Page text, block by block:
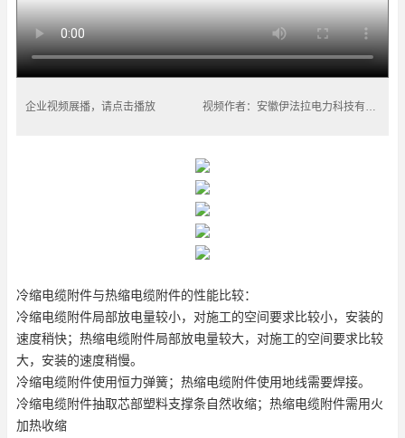
企业视频展播，请点击播放 视频作者：安徽伊法拉电力科技有限公司
冷缩电缆附件与热缩电缆附件的性能比较：
冷缩电缆附件局部放电量较小，对施工的空间要求比较小，安装的
速度稍快；热缩电缆附件局部放电量较大，对施工的空间要求比较
大，安装的速度稍慢。
冷缩电缆附件使用恒力弹簧；热缩电缆附件使用地线需要焊接。
冷缩电缆附件抽取芯部塑料支撑条自然收缩；热缩电缆附件需用火
加热收缩